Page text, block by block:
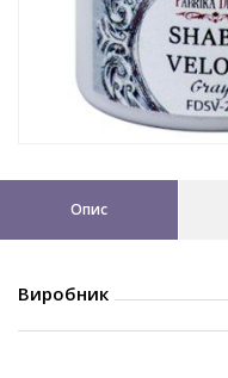
Опис
Виробник